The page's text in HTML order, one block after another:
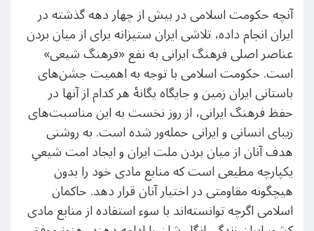
آنچه حکومت اسلامی در بیش از چهار دهه گذشته در
ایران انجام داده، تلاشی ایران ستیزانه برای از میان بردن
عناصر اصلی فرهنگ ایرانی به نفع «فرهنگ شیعی»
است. حکومت اسلامی با توجه به اهمیت جشن‌های
باستانی ایران زمین و جایگاه یگانهٔ هر کدام از آنها در
حفظ فرهنگ ایرانی، از روز نخست به این مناسبت‌های
زیبای انسانی و ایرانی حمله‌ور شده است. به روشنی
هدف آنان از میان بردن ملت ایران و ایجاد امت شیعیِ
یکپارچه مطیعی است که منابع مادی خود را بدون
هیچگونه مقاومتی در اختیار آنان قرار دهد. حاکمان
اسلامی اگرچه توانسته‌‌اند با سوء استفاده از منابع مادی